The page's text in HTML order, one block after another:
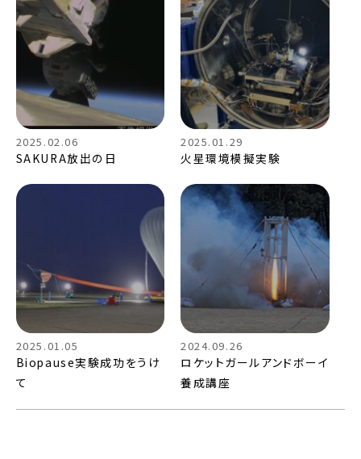
2025.02.06
SAKURA放出の日
2025.01.29
火星環境模擬実験
2025.01.05
Biopause実験成功をうけ
て
2024.09.26
ロケットガールアンドボーイ
養成講座